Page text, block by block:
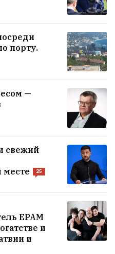
порту.
—
свежий
месте
25
EPAM
и
и